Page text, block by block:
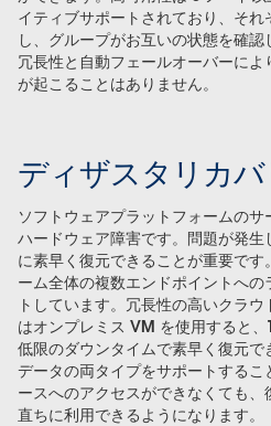
イティブサポートされており、そ
し、グループがお互いの状態を確
冗長性と自動フェールオーバーに
が起こることはありません。
ディザスタリカバ
ソフトウェアプラットフォームの
ハードウェア障害です。問題が発
に素早く復元できることが重要で
ーム全体の複数エンドポイントへ
トしています。冗長性の高いクラ
はオンプレミス VM を使用すると
低限のダウンタイムで素早く復元
データの両タイプをサポートする
ースへのアクセスができなくても
直ちに利用できるようになります。